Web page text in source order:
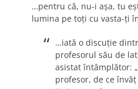
…pentru că, nu-i aşa, tu
lumina pe toţi cu vasta-ţi
…iată o discuţie
profesorul său de
asistat întâmplător:
profesor, de ce